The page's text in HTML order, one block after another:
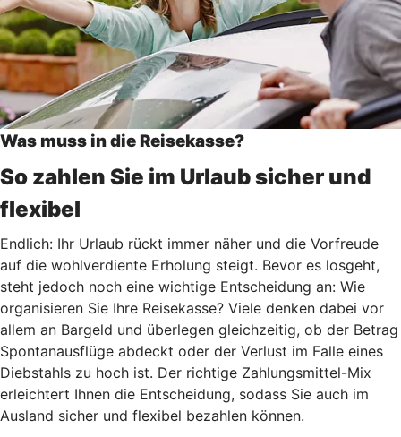
Was muss in die Reisekasse?
So zahlen Sie im Urlaub sicher und
flexibel
Endlich: Ihr Urlaub rückt immer näher und die Vorfreude
auf die wohlverdiente Erholung steigt. Bevor es losgeht,
steht jedoch noch eine wichtige Entscheidung an: Wie
organisieren Sie Ihre Reisekasse? Viele denken dabei vor
allem an Bargeld und überlegen gleichzeitig, ob der Betrag
Spontanausflüge abdeckt oder der Verlust im Falle eines
Diebstahls zu hoch ist. Der richtige Zahlungsmittel-Mix
erleichtert Ihnen die Entscheidung, sodass Sie auch im
Ausland sicher und flexibel bezahlen können.